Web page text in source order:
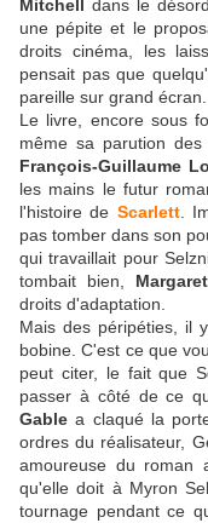
Mitchell
dans le
une pépite et le
droits cinéma, les
pensait pas que
pareille sur grand écran.
Le livre, encore sous
même sa parution
François-Guillaume
les mains le futur
l'histoire de Scarlett.
pas tomber dans son
qui travaillait pour
tombait bien,
droits d'adaptation.
Mais des péripéties, il
bobine. C'est ce que
peut citer, le fait que
passer à côté de ce
Gable a claqué la
ordres du réalisateur,
amoureuse du roman
qu'elle doit à Myron
tournage pendant ce